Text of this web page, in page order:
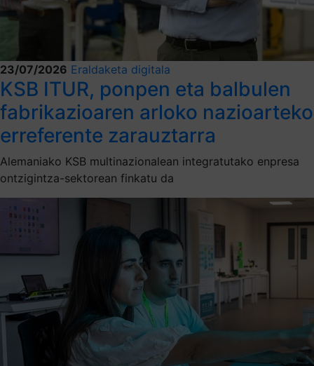
23/07/2026 Eraldaketa digitala
KSB ITUR, ponpen eta balbulen
fabrikazioaren arloko nazioarteko
erreferente zarauztarra
Alemaniako KSB multinazionalean integratutako enpresa
ontzigintza-sektorean finkatu da